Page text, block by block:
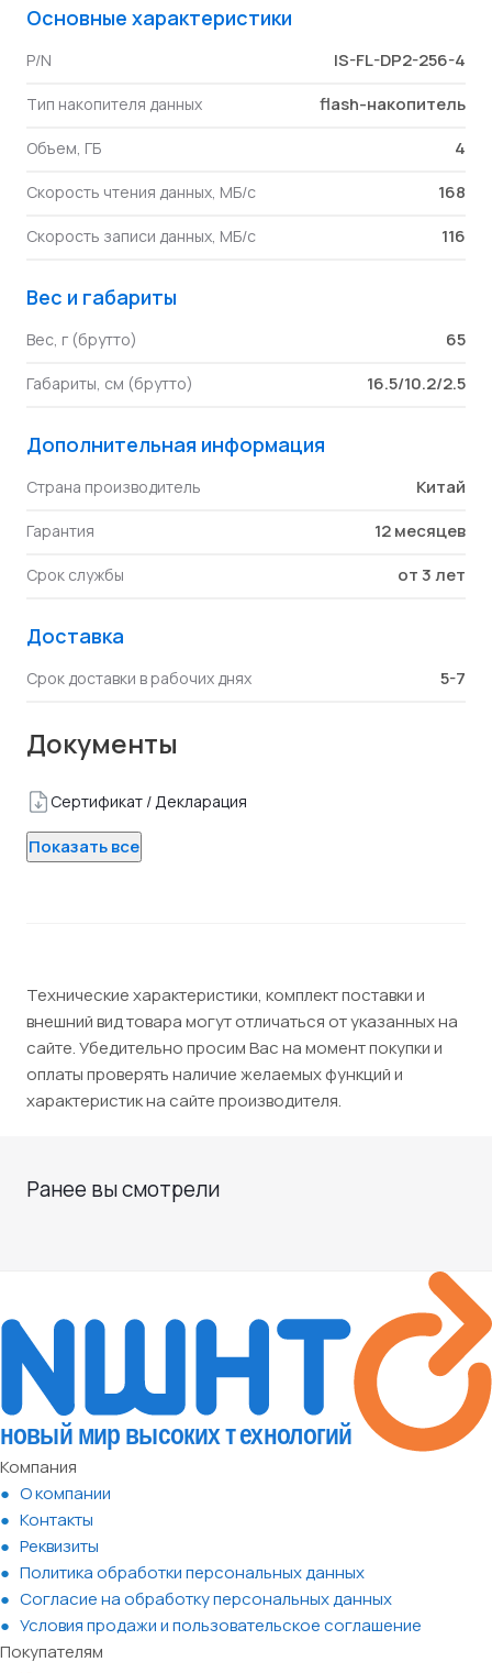
Основные характеристики
P/N IS-FL-DP2-256-4
Тип накопителя данных flash-накопитель
Объем, ГБ 4
Скорость чтения данных, МБ/с 168
Скорость записи данных, МБ/с 116
Вес и габариты
Вес, г (брутто) 65
Габариты, см (брутто) 16.5/10.2/2.5
Дополнительная информация
Страна производитель Китай
Гарантия 12 месяцев
Срок службы от 3 лет
Доставка
Срок доставки в рабочих днях 5-7
Документы
Сертификат / Декларация
Показать все
Технические характеристики, комплект поставки и
внешний вид товара могут отличаться от указанных на
сайте. Убедительно просим Вас на момент покупки и
оплаты проверять наличие желаемых функций и
характеристик на сайте производителя.
Ранее вы смотрели
Компания
О компании
Контакты
Реквизиты
Политика обработки персональных данных
Согласие на обработку персональных данных
Условия продажи и пользовательское соглашение
Покупателям